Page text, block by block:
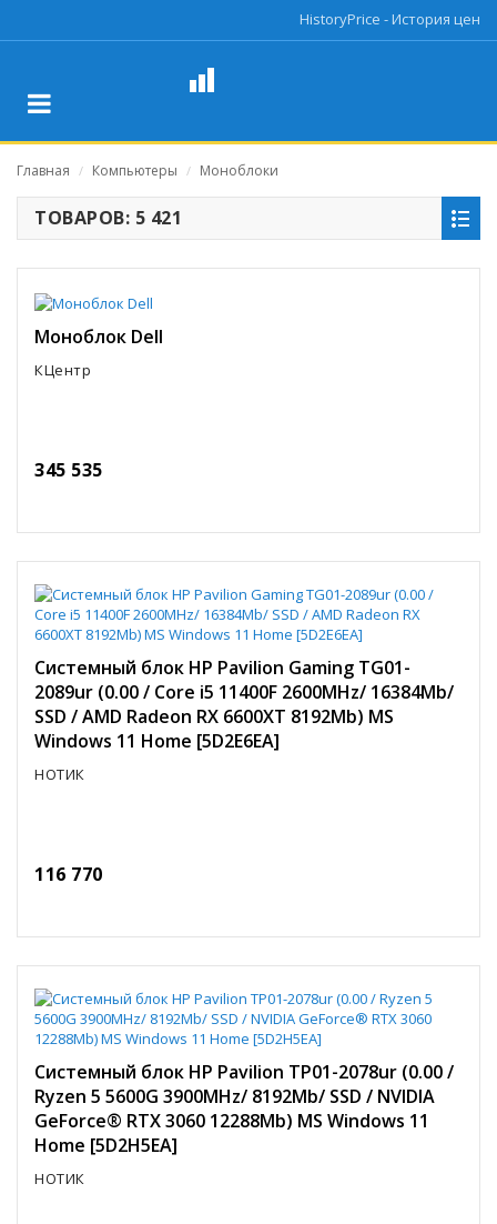
HistoryPrice - История цен
Главная / Компьютеры / Моноблоки
ТОВАРОВ: 5 421
Моноблок Dell
КЦентр
345 535
Системный блок HP Pavilion Gaming TG01-
2089ur (0.00 / Core i5 11400F 2600MHz/ 16384Mb/
SSD / AMD Radeon RX 6600XT 8192Mb) MS
Windows 11 Home [5D2E6EA]
НОТИК
116 770
Системный блок HP Pavilion TP01-2078ur (0.00 /
Ryzen 5 5600G 3900MHz/ 8192Mb/ SSD / NVIDIA
GeForce® RTX 3060 12288Mb) MS Windows 11
Home [5D2H5EA]
НОТИК